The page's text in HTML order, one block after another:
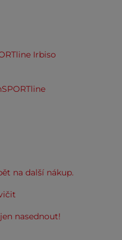
Irbiso
na další nákup.
nasednout!